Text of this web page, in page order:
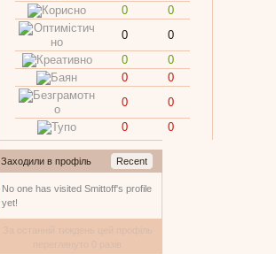
0
0
0
0
0
0
0
0
0
0
0
0
Заходили в профіль Recent
No one has visited Smittoff's profile
yet!